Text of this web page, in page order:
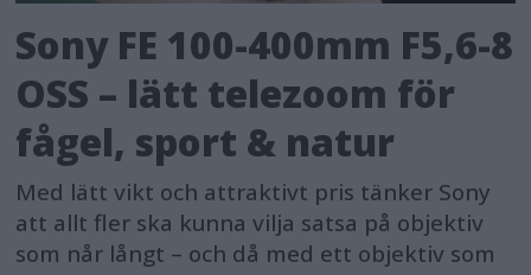
Sony FE 100-400mm F5,6-8
OSS – lätt telezoom för
fågel, sport & natur
Med lätt vikt och attraktivt pris tänker Sony
att allt fler ska kunna vilja satsa på objektiv
som når långt – och då med ett objektiv som